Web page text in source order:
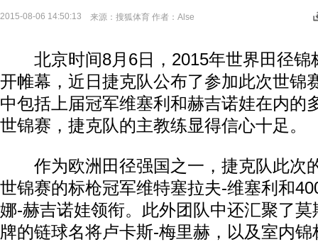
2015-08-06 14:50:13 来源： 搜狐体育 作者：Alse
北京时间8月6日，2015年世界田径锦
开帷幕，近日捷克队公布了参加此次世锦
中包括上届冠军维塞利和赫吉诺娃在内的
世锦赛，捷克队的主教练显得信心十足。
作为欧洲田径强国之一，捷克队此次
世锦赛的标枪冠军维特塞拉夫-维塞利和
娜-赫吉诺娃领衔。此外团队中还汇聚了
牌的链球名将卢卡斯-梅里赫，以及室内